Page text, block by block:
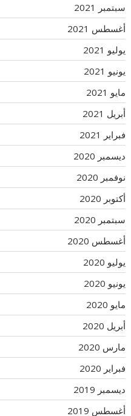
سبتمبر 2021
أغسطس 2021
يوليو 2021
يونيو 2021
مايو 2021
أبريل 2021
فبراير 2021
ديسمبر 2020
نوفمبر 2020
أكتوبر 2020
سبتمبر 2020
أغسطس 2020
يوليو 2020
يونيو 2020
مايو 2020
أبريل 2020
مارس 2020
فبراير 2020
ديسمبر 2019
أغسطس 2019